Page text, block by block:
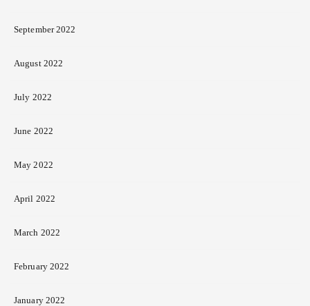
September 2022
August 2022
July 2022
June 2022
May 2022
April 2022
March 2022
February 2022
January 2022